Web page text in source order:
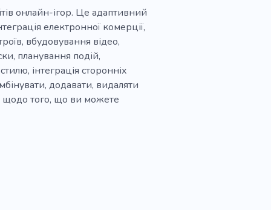
онлайн-ігор. Це адаптивний
електронної комерції,
вбудовування відео,
планування подій,
інтеграція сторонніх
додавати, видаляти
щодо того, що ви можете